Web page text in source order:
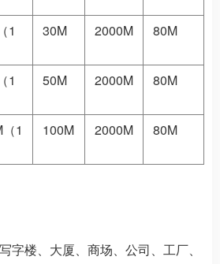
1
30M 2000M 80M
1
50M 2000M 80M
1
100M 2000M 80M
字楼、大厦、商场、公司、工厂、